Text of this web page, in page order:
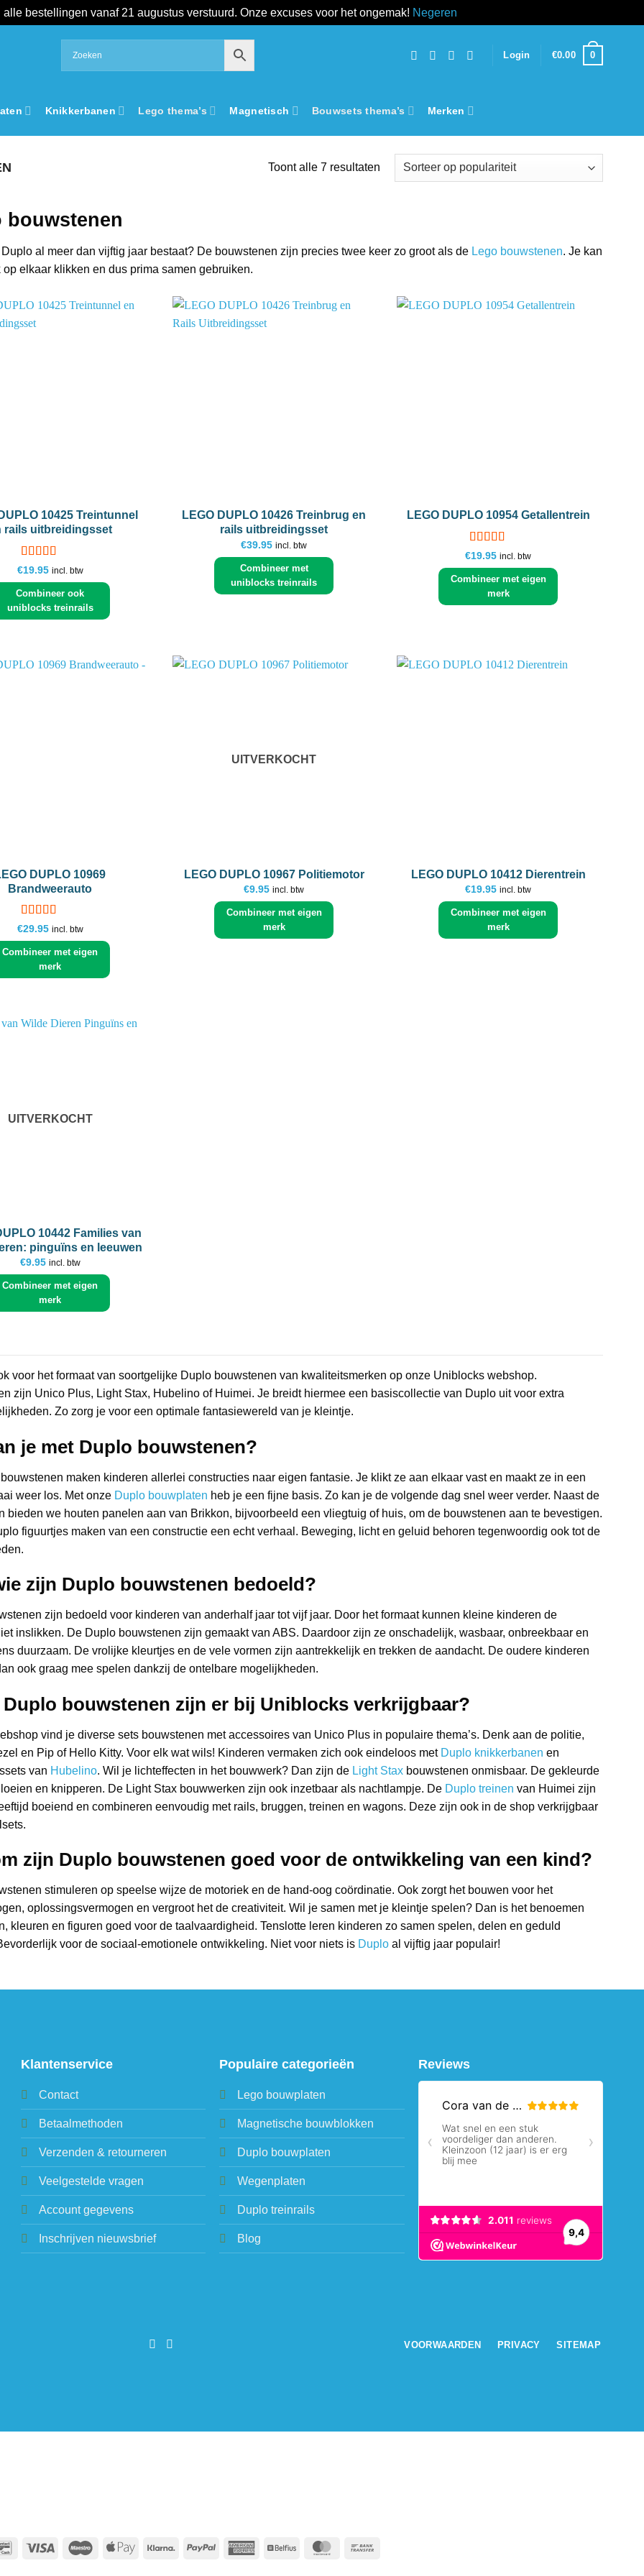
bestellingen vanaf 21 augustus verstuurd. Onze excuses voor het ongemak! Negeren
Login €0.00 0
Knikkerbanen Lego thema’s Magnetisch Bouwsets thema’s Merken
Toont alle 7 resultatenGesorteerd
bouwstenen
al meer dan vijftig jaar bestaat? De bouwstenen zijn precies twee keer zo groot als de Lego bouwstenen. Je kan
op elkaar klikken en dus prima samen gebruiken.
10425 Treintunnel
rails uitbreidingsset
Gewaardeerd
5uit 5
€19.95 incl. btw
Combineer ook
uniblocks treinrails
LEGO DUPLO 10426 Treinbrug en
rails uitbreidingsset
€39.95 incl. btw
Combineer met
uniblocks treinrails
LEGO DUPLO 10954 Getallentrein
Gewaardeerd
5uit 5
€19.95 incl. btw
Combineer met eigen
merk
DUPLO 10969
Brandweerauto
Gewaardeerd
5uit 5
€29.95 incl. btw
Combineer met eigen
merk
UITVERKOCHT
LEGO DUPLO 10967 Politiemotor
€9.95 incl. btw
Combineer met eigen
merk
LEGO DUPLO 10412 Dierentrein
€19.95 incl. btw
Combineer met eigen
merk
UITVERKOCHT
10442 Families van
pinguïns en leeuwen
€9.95 incl. btw
Combineer met eigen
merk
voor het formaat van soortgelijke Duplo bouwstenen van kwaliteitsmerken op onze Uniblocks webshop.
zijn Unico Plus, Light Stax, Hubelino of Huimei. Je breidt hiermee een basiscollectie van Duplo uit voor extra
Zo zorg je voor een optimale fantasiewereld van je kleintje.
je met Duplo bouwstenen?
maken kinderen allerlei constructies naar eigen fantasie. Je klikt ze aan elkaar vast en maakt ze in een
weer los. Met onze Duplo bouwplaten heb je een fijne basis. Zo kan je de volgende dag snel weer verder. Naast de
bieden we houten panelen aan van Brikkon, bijvoorbeeld een vliegtuig of huis, om de bouwstenen aan te bevestigen.
figuurtjes maken van een constructie een echt verhaal. Beweging, licht en geluid behoren tegenwoordig ook tot de
zijn Duplo bouwstenen bedoeld?
zijn bedoeld voor kinderen van anderhalf jaar tot vijf jaar. Door het formaat kunnen kleine kinderen de
inslikken. De Duplo bouwstenen zijn gemaakt van ABS. Daardoor zijn ze onschadelijk, wasbaar, onbreekbaar en
duurzaam. De vrolijke kleurtjes en de vele vormen zijn aantrekkelijk en trekken de aandacht. De oudere kinderen
ook graag mee spelen dankzij de ontelbare mogelijkheden.
Duplo bouwstenen zijn er bij Uniblocks verkrijgbaar?
vind je diverse sets bouwstenen met accessoires van Unico Plus in populaire thema’s. Denk aan de politie,
en Pip of Hello Kitty. Voor elk wat wils! Kinderen vermaken zich ook eindeloos met Duplo knikkerbanen en
van Hubelino. Wil je lichteffecten in het bouwwerk? Dan zijn de Light Stax bouwstenen onmisbaar. De gekleurde
en knipperen. De Light Stax bouwwerken zijn ook inzetbaar als nachtlampje. De Duplo treinen van Huimei zijn
boeiend en combineren eenvoudig met rails, bruggen, treinen en wagons. Deze zijn ook in de shop verkrijgbaar
zijn Duplo bouwstenen goed voor de ontwikkeling van een kind?
stimuleren op speelse wijze de motoriek en de hand-oog coördinatie. Ook zorgt het bouwen voor het
oplossingsvermogen en vergroot het de creativiteit. Wil je samen met je kleintje spelen? Dan is het benoemen
kleuren en figuren goed voor de taalvaardigheid. Tenslotte leren kinderen zo samen spelen, delen en geduld
voor de sociaal-emotionele ontwikkeling. Niet voor niets is Duplo al vijftig jaar populair!
Klantenservice
Contact
Betaalmethoden
Verzenden & retourneren
Veelgestelde vragen
Account gegevens
Inschrijven nieuwsbrief
Populaire categorieën
Lego bouwplaten
Magnetische bouwblokken
Duplo bouwplaten
Wegenplaten
Duplo treinrails
Blog
Reviews
VOORWAARDEN PRIVACY SITEMAP
BancontactVisa Maestro Apple
Klarna PayPal
AmericanBelfius MasterCard